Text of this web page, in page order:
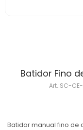
Batidor Fino
SC-CE-
Batidor manual fino de